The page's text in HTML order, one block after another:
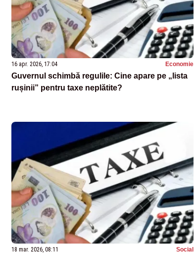
16 apr. 2026, 17:04 Economie
Guvernul schimbă regulile: Cine apare pe „lista
rușinii” pentru taxe neplătite?
18 mar. 2026, 08:11 Social